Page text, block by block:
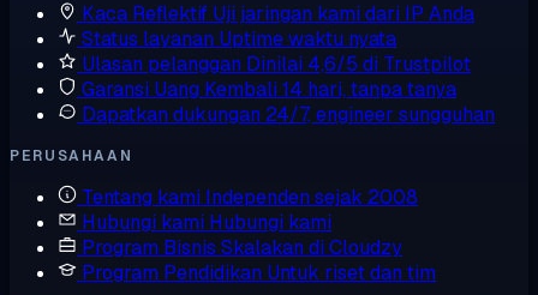
Kaca Reflektif Uji jaringan kami dari IP Anda
Status layanan Uptime waktu nyata
Ulasan pelanggan Dinilai 4,6/5 di Trustpilot
Garansi Uang Kembali 14 hari, tanpa tanya
Dapatkan dukungan 24/7, engineer sungguhan
PERUSAHAAN
Tentang kami Independen sejak 2008
Hubungi kami Hubungi kami
Program Bisnis Skalakan di Cloudzy
Program Pendidikan Untuk riset dan tim